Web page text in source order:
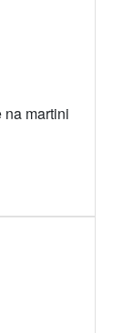
martini